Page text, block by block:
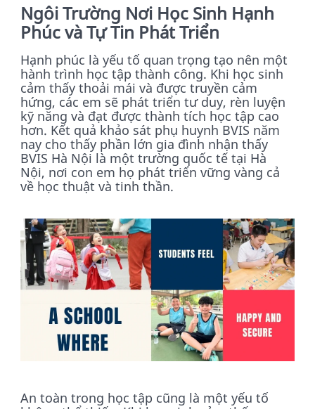
Ngôi Trường Nơi Học Sinh Hạnh
Phúc và Tự Tin Phát Triển
Hạnh phúc là yếu tố quan trọng tạo nên một
hành trình học tập thành công. Khi học sinh
cảm thấy thoải mái và được truyền cảm
hứng, các em sẽ phát triển tư duy, rèn luyện
kỹ năng và đạt được thành tích học tập cao
hơn. Kết quả khảo sát phụ huynh BVIS năm
nay cho thấy phần lớn gia đình nhận thấy
BVIS Hà Nội là một trường quốc tế tại Hà
Nội, nơi con em họ phát triển vững vàng cả
về học thuật và tinh thần.
An toàn trong học tập cũng là một yếu tố